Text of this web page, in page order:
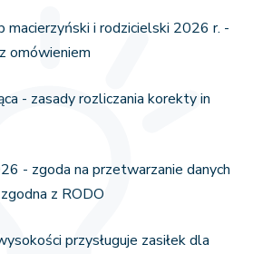
macierzyński i rodzicielski 2026 r. -
omówieniem
- zasady rozliczania korekty in
- zgoda na przetwarzanie danych
z RODO
przysługuje zasiłek dla